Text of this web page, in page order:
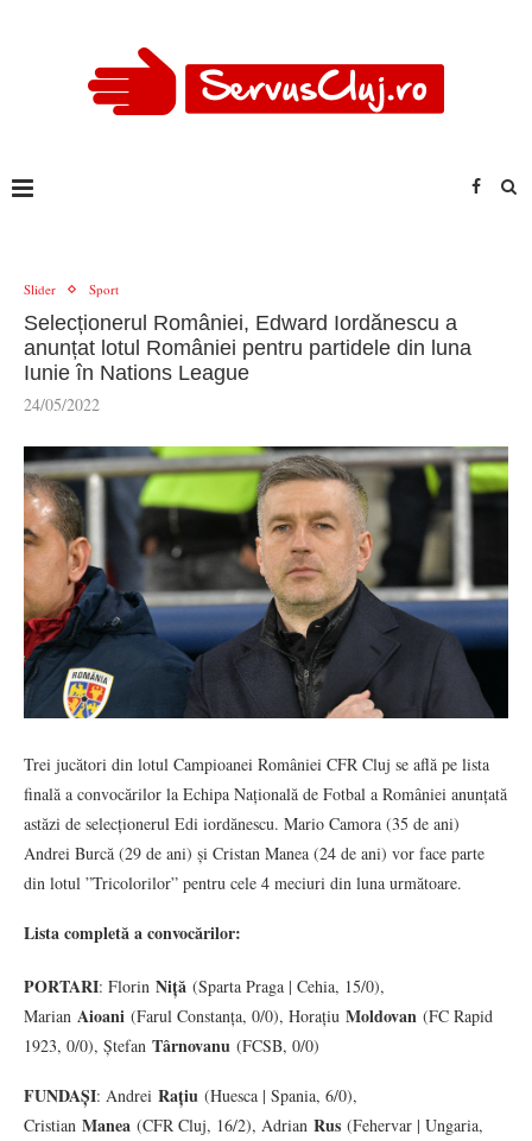
Slider Sport
Selecționerul României, Edward Iordănescu a
anunțat lotul României pentru partidele din luna
Iunie în Nations League
24/05/2022
Trei jucători din lotul Campioanei României CFR Cluj se află pe lista
finală a convocărilor la Echipa Națională de Fotbal a României anunțată
astăzi de selecționerul Edi iordănescu. Mario Camora (35 de ani)
Andrei Burcă (29 de ani) și Cristan Manea (24 de ani) vor face parte
din lotul ”Tricolorilor” pentru cele 4 meciuri din luna următoare.
Lista completă a convocărilor:
PORTARI: Florin Niță (Sparta Praga | Cehia, 15/0),
Marian Aioani (Farul Constanța, 0/0), Horațiu Moldovan (FC Rapid
1923, 0/0), Ștefan Târnovanu (FCSB, 0/0)
FUNDAȘI: Andrei Rațiu (Huesca | Spania, 6/0),
Cristian Manea (CFR Cluj, 16/2), Adrian Rus (Fehervar | Ungaria,